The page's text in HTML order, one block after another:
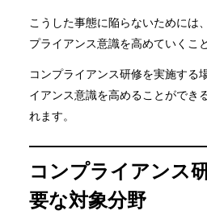
こうした事態に陥らないためには
プライアンス意識を高めていくこ
コンプライアンス研修を実施する
イアンス意識を高めることができ
れます。
コンプライアンス
要な対象分野